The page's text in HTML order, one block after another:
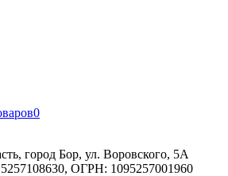
0
город Бор, ул. Воровского, 5А
ОГРН: 1095257001960